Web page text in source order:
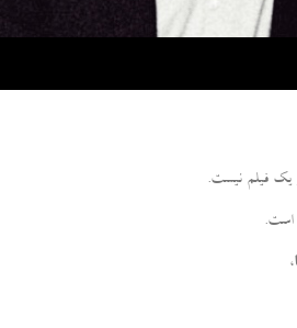
یک فیلم نیست.
است.
،